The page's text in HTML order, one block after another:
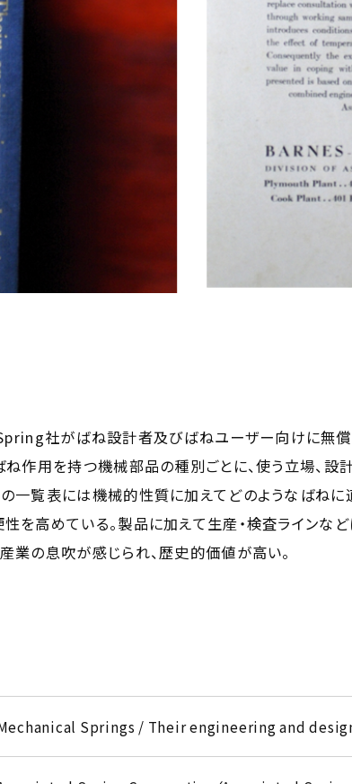
社がばね設計者及びばねユーザー向けに無償
ね作用を持つ機械部品の種別ごとに、使う立場、
一覧表には機械的性質に加えてどのようなばねに
を高めている。製品に加えて生産・検査ラインな
業の息吹が感じられ、歴史的価値が高い。
Springs / Their engineering and